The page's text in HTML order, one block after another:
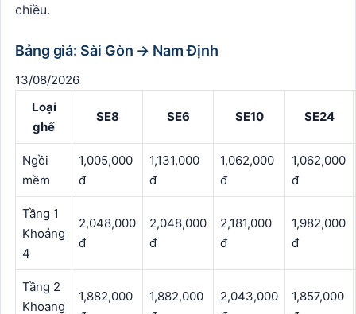
chiều.
Bảng giá: Sài Gòn → Nam Định
13/08/2026
Loại
ghế
SE8 SE6 SE10 SE24
Ngồi
mềm
1,005,000
đ
1,131,000
đ
1,062,000
đ
1,062,000
đ
Tầng 1
Khoảng
4
2,048,000
đ
2,048,000
đ
2,181,000
đ
1,982,000
đ
Tầng 2
Khoang
1,882,000
1,882,000
2,043,000
1,857,000